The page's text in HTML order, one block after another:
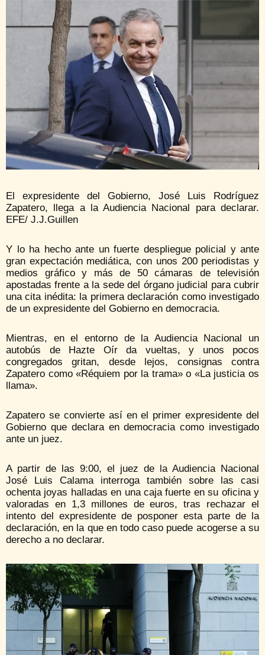
El expresidente del Gobierno, José Luis Rodríguez
Zapatero, llega a la Audiencia Nacional para declarar.
EFE/ J.J.Guillen
Y lo ha hecho ante un fuerte despliegue policial y ante
gran expectación mediática, con unos 200 periodistas y
medios gráfico y más de 50 cámaras de televisión
apostadas frente a la sede del órgano judicial para cubrir
una cita inédita: la primera declaración como investigado
de un expresidente del Gobierno en democracia.
Mientras, en el entorno de la Audiencia Nacional un
autobús de Hazte Oír da vueltas, y unos pocos
congregados gritan, desde lejos, consignas contra
Zapatero como «Réquiem por la trama» o «La justicia os
llama».
Zapatero se convierte así en el primer expresidente del
Gobierno que declara en democracia como investigado
ante un juez.
A partir de las 9:00, el juez de la Audiencia Nacional
José Luis Calama interroga también sobre las casi
ochenta joyas halladas en una caja fuerte en su oficina y
valoradas en 1,3 millones de euros, tras rechazar el
intento del expresidente de posponer esta parte de la
declaración, en la que en todo caso puede acogerse a su
derecho a no declarar.